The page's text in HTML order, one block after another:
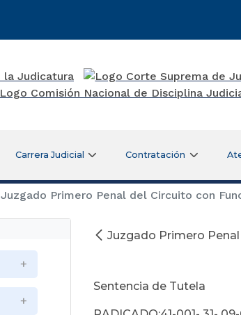
Carrera Judicial Contratación
Juzgado Primero Penal del Circuito con
Juzgado Primero
Sentencia de Tutela